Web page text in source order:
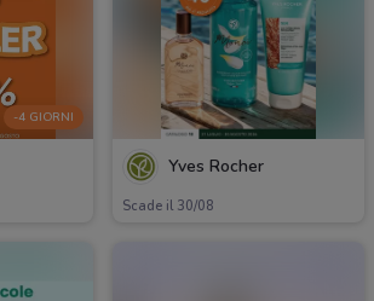
-4 GIORNI
Yves Rocher
Scade il 30/08